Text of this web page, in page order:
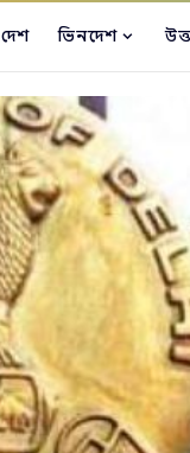
দেশ ভিনদেশ